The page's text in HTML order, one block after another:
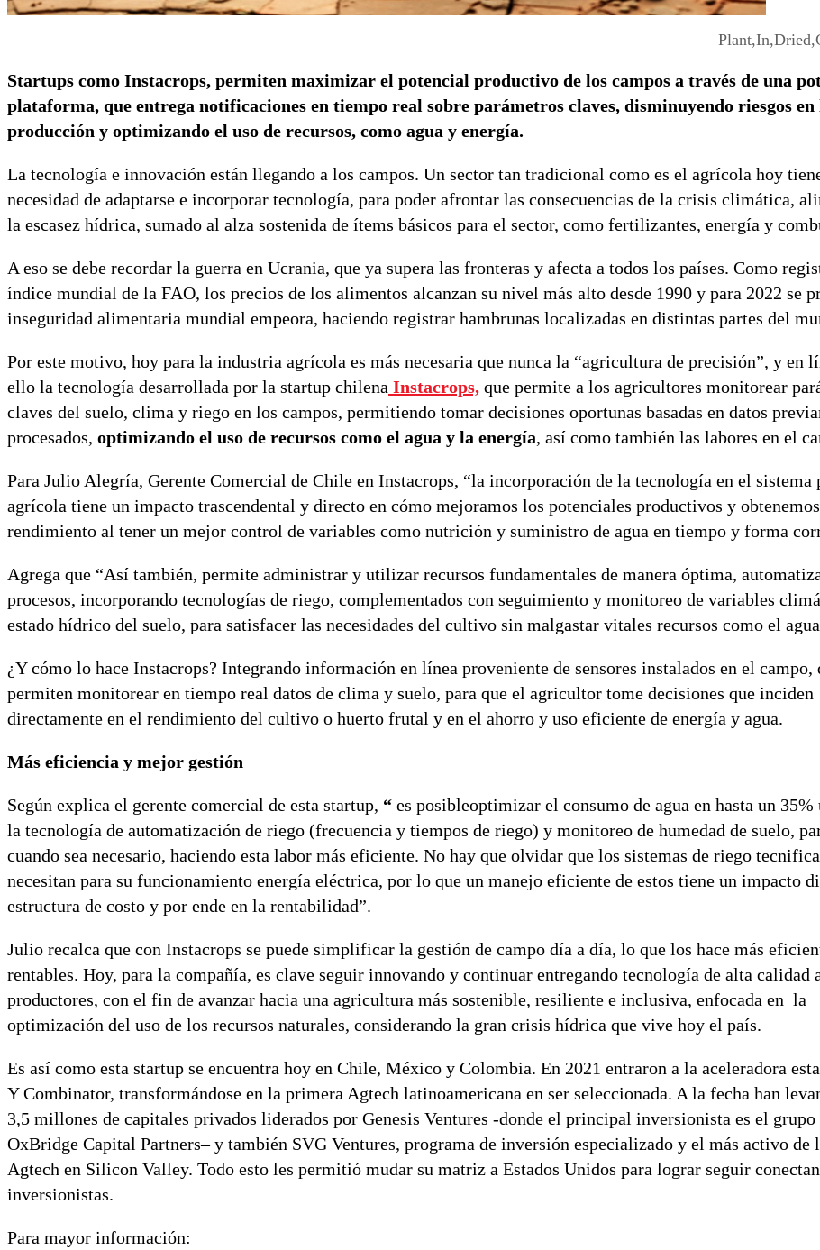
Startups como Instacrops, permiten maximizar el potencial productivo de los campos a través de una
plataforma, que entrega notificaciones en tiempo real sobre parámetros claves, disminuyendo riesgos en
producción y optimizando el uso de recursos, como agua y energía.
La tecnología e innovación están llegando a los campos. Un sector tan tradicional como es el agrícola hoy
necesidad de adaptarse e incorporar tecnología, para poder afrontar las consecuencias de la crisis climática,
la escasez hídrica, sumado al alza sostenida de ítems básicos para el sector, como fertilizantes, energía y
A eso se debe recordar la guerra en Ucrania, que ya supera las fronteras y afecta a todos los países. Como
índice mundial de la FAO, los precios de los alimentos alcanzan su nivel más alto desde 1990 y para 2022 se
inseguridad alimentaria mundial empeora, haciendo registrar hambrunas localizadas en distintas partes del
Por este motivo, hoy para la industria agrícola es más necesaria que nunca la “agricultura de precisión”, y en
ello la tecnología desarrollada por la startup chilena Instacrops, que permite a los agricultores monitorear
claves del suelo, clima y riego en los campos, permitiendo tomar decisiones oportunas basadas en datos
procesados, optimizando el uso de recursos como el agua y la energía, así como también las labores en el
Para Julio Alegría, Gerente Comercial de Chile en Instacrops, “la incorporación de la tecnología en el sistema
agrícola tiene un impacto trascendental y directo en cómo mejoramos los potenciales productivos y
rendimiento al tener un mejor control de variables como nutrición y suministro de agua en tiempo y forma
Agrega que “Así también, permite administrar y utilizar recursos fundamentales de manera óptima,
procesos, incorporando tecnologías de riego, complementados con seguimiento y monitoreo de variables
estado hídrico del suelo, para satisfacer las necesidades del cultivo sin malgastar vitales recursos como el
¿Y cómo lo hace Instacrops? Integrando información en línea proveniente de sensores instalados en el campo,
permiten monitorear en tiempo real datos de clima y suelo, para que el agricultor tome decisiones que inciden
directamente en el rendimiento del cultivo o huerto frutal y en el ahorro y uso eficiente de energía y agua.
Más eficiencia y mejor gestión
Según explica el gerente comercial de esta startup, “ es posibleoptimizar el consumo de agua en hasta un
la tecnología de automatización de riego (frecuencia y tiempos de riego) y monitoreo de humedad de suelo,
cuando sea necesario, haciendo esta labor más eficiente. No hay que olvidar que los sistemas de riego
necesitan para su funcionamiento energía eléctrica, por lo que un manejo eficiente de estos tiene un impacto
estructura de costo y por ende en la rentabilidad”.
Julio recalca que con Instacrops se puede simplificar la gestión de campo día a día, lo que los hace más
rentables. Hoy, para la compañía, es clave seguir innovando y continuar entregando tecnología de alta calidad
productores, con el fin de avanzar hacia una agricultura más sostenible, resiliente e inclusiva, enfocada en la
optimización del uso de los recursos naturales, considerando la gran crisis hídrica que vive hoy el país.
Es así como esta startup se encuentra hoy en Chile, México y Colombia. En 2021 entraron a la aceleradora
Y Combinator, transformándose en la primera Agtech latinoamericana en ser seleccionada. A la fecha han
3,5 millones de capitales privados liderados por Genesis Ventures -donde el principal inversionista es el
OxBridge Capital Partners– y también SVG Ventures, programa de inversión especializado y el más activo de
Agtech en Silicon Valley. Todo esto les permitió mudar su matriz a Estados Unidos para lograr seguir
inversionistas.
Para mayor información: